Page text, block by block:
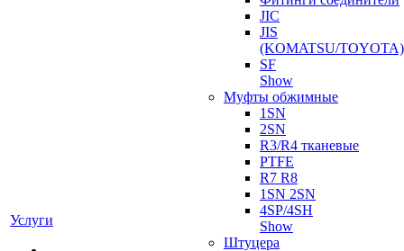
Услуги
JIC
JIS
(KOMATSU/TOYOTA)
SF
Show
Муфты обжимные
1SN
2SN
R3/R4 тканевые
PTFE
R7 R8
1SN 2SN
4SP/4SH
Show
Штуцера